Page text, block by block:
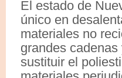
El estado de
único en
materiales no
grandes
sustituir el